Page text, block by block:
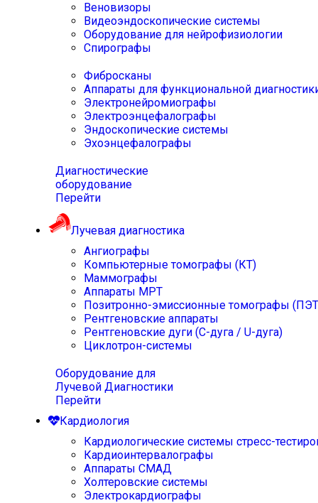
Веновизоры
Видеоэндоскопические системы
Оборудование для нейрофизиологии
Спирографы
Фибросканы
Аппараты для функциональной
Электронейромиографы
Электроэнцефалографы
Эндоскопические системы
Эхоэнцефалографы
Диагностические
оборудование
Перейти
Лучевая диагностика
Ангиографы
Компьютерные томографы (КТ)
Маммографы
Аппараты МРТ
Позитронно-эмиссионные томографы
Рентгеновские аппараты
Рентгеновские дуги (С-дуга / U-дуга)
Циклотрон-системы
Оборудование для
Лучевой Диагностики
Перейти
Кардиология
Кардиологические системы стресс-
Кардиоинтервалографы
Аппараты СМАД
Холтеровские системы
Электрокардиографы